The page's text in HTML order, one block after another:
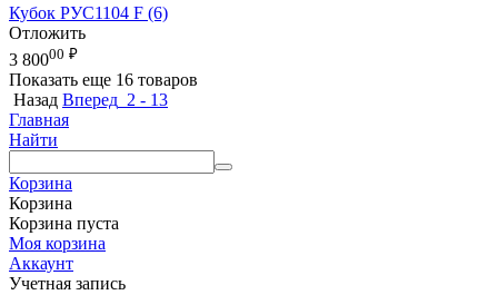
Кубок РУС1104 F (6)
Отложить
3 80000 ₽
Показать еще 16 товаров
Назад Вперед 2 - 13
Главная
Найти
Корзина
Корзина
Корзина пуста
Моя корзина
Аккаунт
Учетная запись